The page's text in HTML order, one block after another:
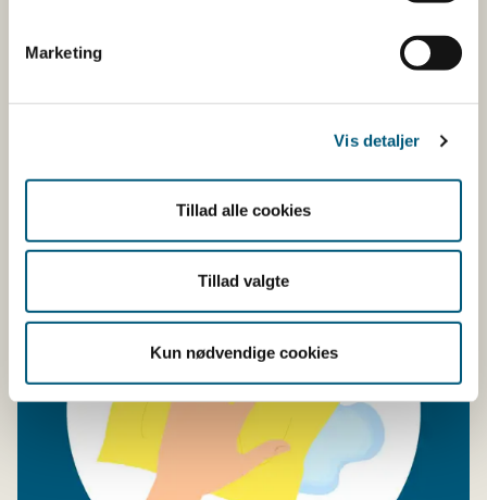
Marketing
Vis detaljer
Tillad alle cookies
Tillad valgte
Kun nødvendige cookies
ud på tur mv.
Læs om mad på grill, festival, picnic osv.